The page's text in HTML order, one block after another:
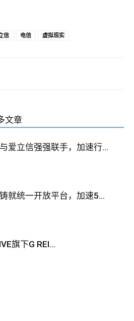
信 电信 虚拟现实
文章
爱立信强强联手，加速行...
就统一开放平台，加速5...
旗下G REI...